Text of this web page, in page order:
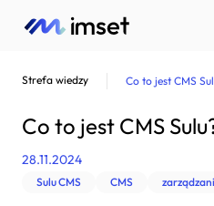
Aplikacje mobilne
Bezpieczeństwo
Strefa wiedzy Co to jest CMS
Co to jest CMS
28.11.2024
Sulu CMS CMS